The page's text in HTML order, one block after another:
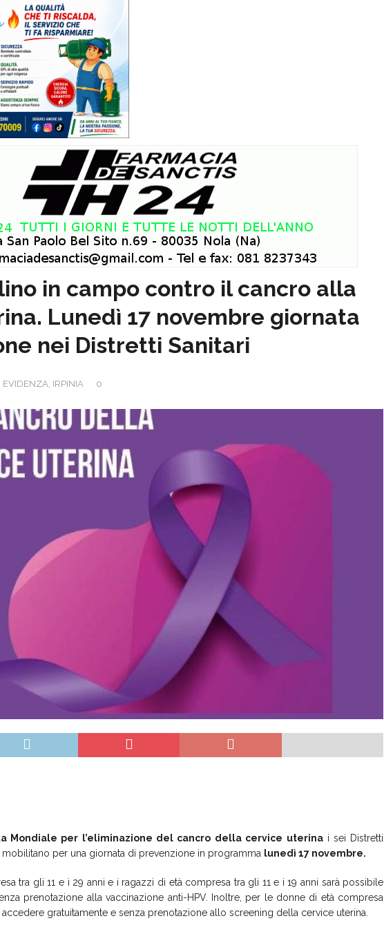
in campo contro il cancro alla
Lunedì 17 novembre giornata
nei Distretti Sanitari
EVIDENZA, IRPINIA 0
Mondiale per l’eliminazione del cancro della cervice uterina i sei Distretti
mobilitano per una giornata di prevenzione in programma lunedì 17 novembre.
tra gli 11 e i 29 anni e i ragazzi di età compresa tra gli 11 e i 19 anni sarà possibile
prenotazione alla vaccinazione anti-HPV. Inoltre, per le donne di età compresa
gratuitamente e senza prenotazione allo screening della cervice uterina.